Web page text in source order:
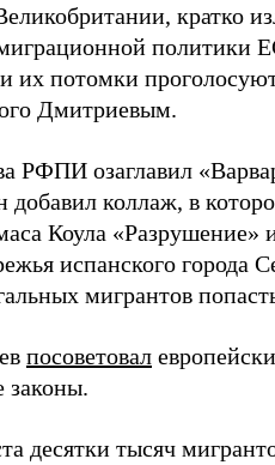
кратко
политики
их потомки
Дмитриевым.
РФПИ озаглавил
добавил коллаж, в
Коула
испанского города
мигрантов
посоветовал
законы.
десятки тысяч